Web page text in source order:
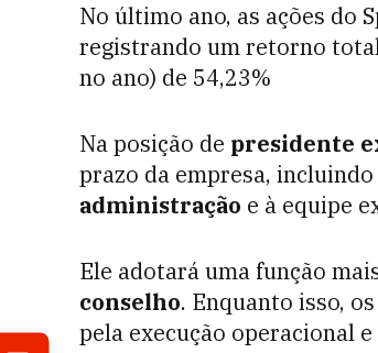
No último ano, as ações do
registrando um retorno
no ano) de 54,23%
Na posição de presidente
prazo da empresa, incluindo
administração e à equipe
Ele adotará uma função
conselho. Enquanto isso,
pela execução operacional